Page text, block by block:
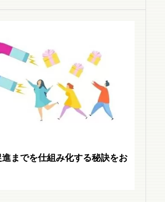
までを仕組み化する秘訣をお